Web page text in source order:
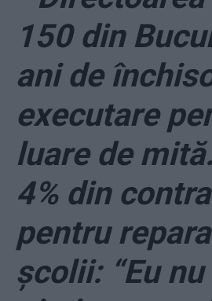
150 din
ani de
executare
luare de
4% din
pentru
școlii: “Eu